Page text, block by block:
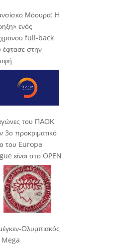
Μόουρα: Η
ενός
full-back
στην
του ΠΑΟΚ
3ο προκριματικό
του Europa
είναι στο OPEN
Ολυμπιακός
Mega